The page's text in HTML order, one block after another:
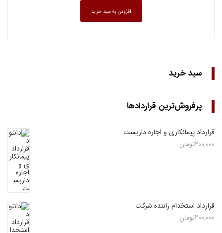
افزودن به سبد خرید
سبد خرید
پرفروش‌ترین قراردادها
قرارداد پیمانکاری و اجاره داربست
200,000تومان
قرارداد استخدام راننده شرکت
200,000تومان